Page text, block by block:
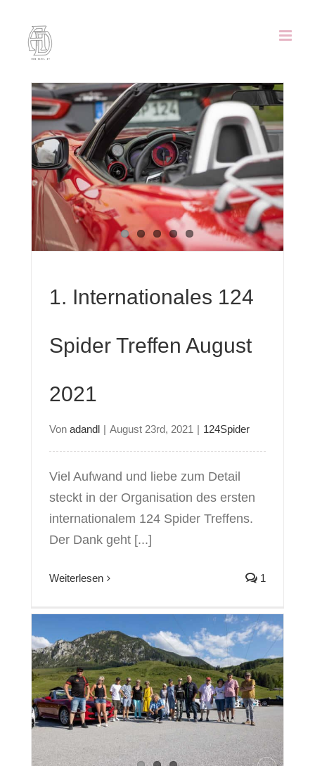
Inhalt
springen
1. Internationales 124
Spider Treffen August
2021
Von adandl | August 23rd, 2021 | 124Spider
Viel Aufwand und liebe zum Detail
steckt in der Organisation des ersten
internationalem 124 Spider Treffens.
Der Dank geht [...]
Weiterlesen 1